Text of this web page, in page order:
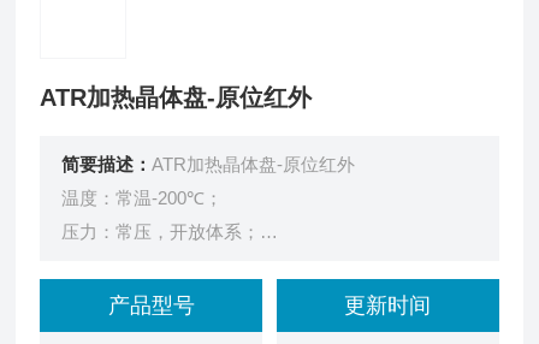
ATR加热晶体盘-原位红外
简要描述：ATR加热晶体盘-原位红外
温度：常温-200℃；
压力：常压，开放体系；
滴涂样品区域：晶体裸漏面积10mm；
晶体：选配（锗硅晶体适用于135℃以下，
产品型号 更新时间